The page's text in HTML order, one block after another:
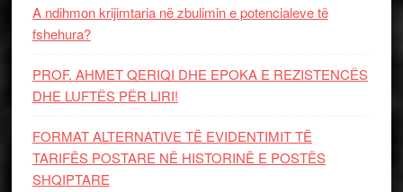
A ndihmon krijimtaria në zbulimin e potencialeve të
fshehura?
PROF. AHMET QERIQI DHE EPOKA E REZISTENCЁS
DHE LUFTЁS PЁR LIRI!
FORMAT ALTERNATIVE TË EVIDENTIMIT TË
TARIFËS POSTARE NË HISTORINË E POSTËS
SHQIPTARE